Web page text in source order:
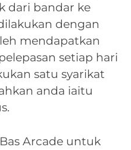
dari bandar ke
dengan
mendapatkan
setiap hari
satu syarikat
anda iaitu
Arcade untuk